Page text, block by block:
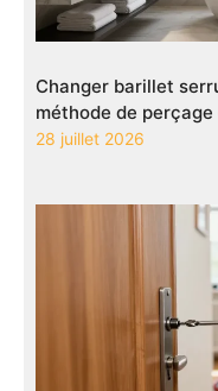
Changer barillet
méthode de
28 juillet 2026